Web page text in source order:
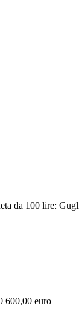
da 100 lire:
600,00 euro